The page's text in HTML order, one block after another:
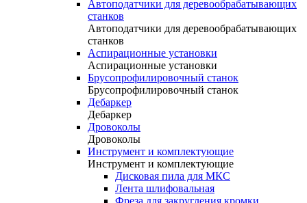
Автоподатчики для деревообрабатывающих
станков
Автоподатчики для деревообрабатывающих
станков
Аспирационные установки
Аспирационные установки
Брусопрофилировочный станок
Брусопрофилировочный станок
Дебаркер
Дебаркер
Дровоколы
Дровоколы
Инструмент и комплектующие
Инструмент и комплектующие
Дисковая пила для МКС
Лента шлифовальная
Фреза для закругления кромки